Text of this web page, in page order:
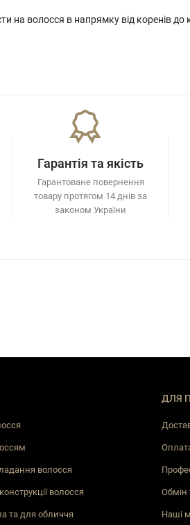
на волосся в напрямку від коренів до
Гарантія та якість
Гарантоване повернення
товару протягом 14 днів за
законом України
волосся
волосся
та для обличчя
ДЛЯ
Обмін
Наші